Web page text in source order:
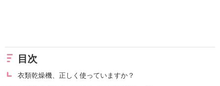
目次
衣類乾燥機、正しく使っていますか？